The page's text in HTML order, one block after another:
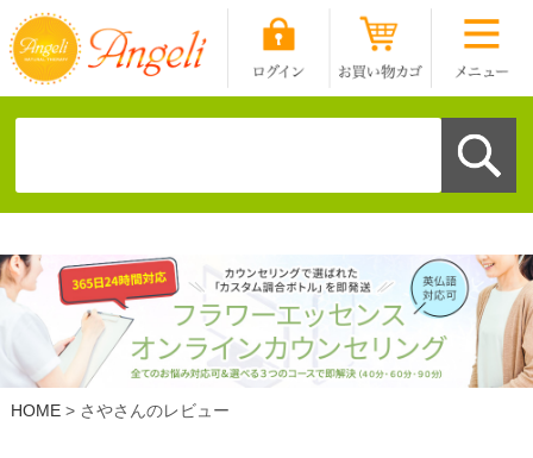
HOME さやさんのレビュー